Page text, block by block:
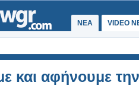
ΝΕΑ VIDEO
και αφήνουμε